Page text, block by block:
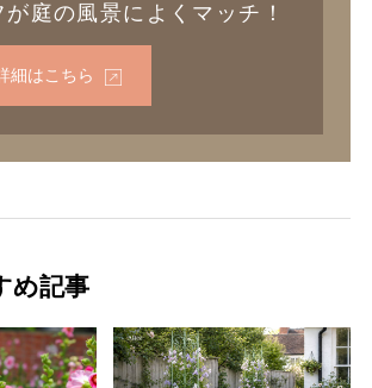
が庭の風景によくマッチ！
細はこちら
め記事